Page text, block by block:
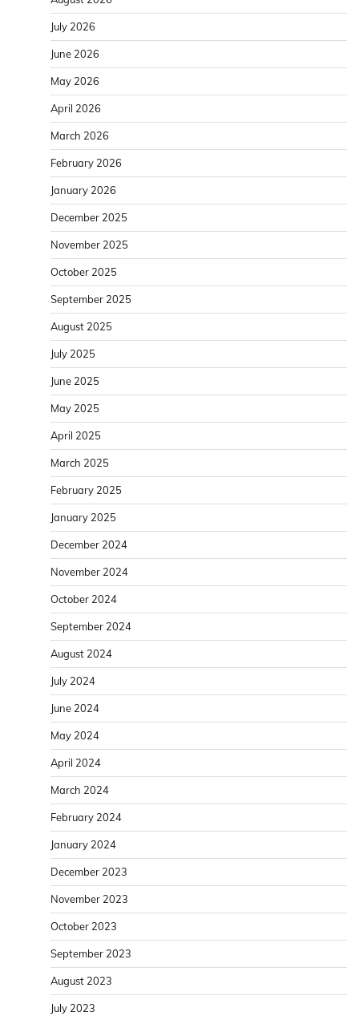
July 2026
June 2026
May 2026
April 2026
March 2026
February 2026
January 2026
December 2025
November 2025
October 2025
September 2025
August 2025
July 2025
June 2025
May 2025
April 2025
March 2025
February 2025
January 2025
December 2024
November 2024
October 2024
September 2024
August 2024
July 2024
June 2024
May 2024
April 2024
March 2024
February 2024
January 2024
December 2023
November 2023
October 2023
September 2023
August 2023
July 2023